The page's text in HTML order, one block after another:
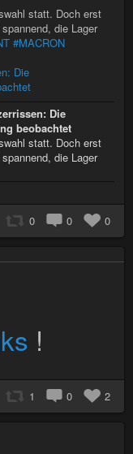
statt. Doch erst
die Lager
#MACRON
Die
Die
beobachtet
statt. Doch erst
die Lager
0 0 0
!
1 0 2